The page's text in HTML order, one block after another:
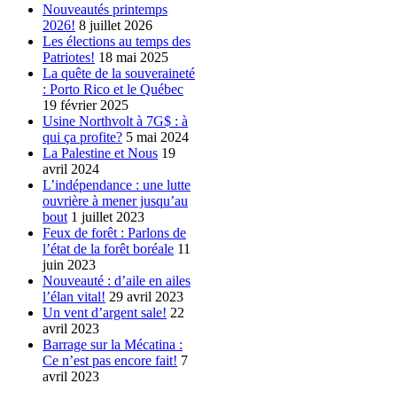
Nouveautés printemps
2026! 8 juillet 2026
Les élections au temps des
Patriotes! 18 mai 2025
La quête de la souveraineté
: Porto Rico et le Québec
19 février 2025
Usine Northvolt à 7G$ : à
qui ça profite? 5 mai 2024
La Palestine et Nous 19
avril 2024
L’indépendance : une lutte
ouvrière à mener jusqu’au
bout 1 juillet 2023
Feux de forêt : Parlons de
l’état de la forêt boréale 11
juin 2023
Nouveauté : d’aile en ailes
l’élan vital! 29 avril 2023
Un vent d’argent sale! 22
avril 2023
Barrage sur la Mécatina :
Ce n’est pas encore fait! 7
avril 2023